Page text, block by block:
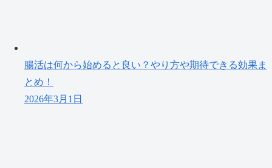
腸活は何から始めると良い？やり方や期待できる効果ま
とめ！
2026年3月1日